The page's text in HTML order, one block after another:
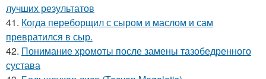
лучших результатов
41. Когда переборщил с сыром и маслом и сам
превратился в сыр.
42. Понимание хромоты после замены тазобедренного
сустава